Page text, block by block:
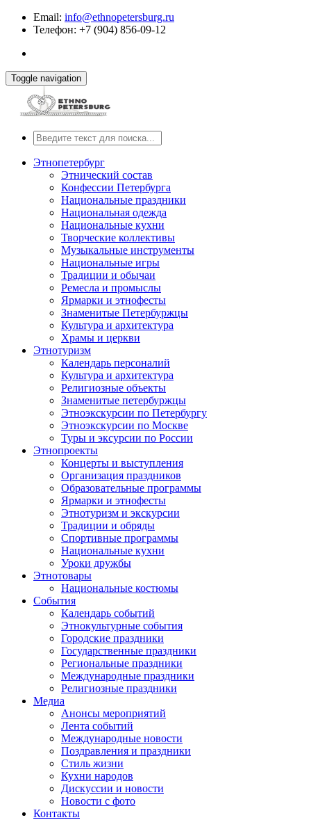
Email: info@ethnopetersburg.ru
Телефон: +7 (904) 856-09-12
Toggle navigation
Этнопетербург
Этнический состав
Конфессии Петербурга
Национальные праздники
Национальная одежда
Национальные кухни
Творческие коллективы
Музыкальные инструменты
Национальные игры
Традиции и обычаи
Ремесла и промыслы
Ярмарки и этнофесты
Знаменитые Петербуржцы
Культура и архитектура
Храмы и церкви
Этнотуризм
Календарь персоналий
Культура и архитектура
Религиозные объекты
Знаменитые петербуржцы
Этноэкскурсии по Петербургу
Этноэкскурсии по Москве
Туры и эксурсии по России
Этнопроекты
Концерты и выступления
Организация праздников
Образовательные программы
Ярмарки и этнофесты
Этнотуризм и экскурсии
Традиции и обряды
Спортивные программы
Национальные кухни
Уроки дружбы
Этнотовары
Национальные костюмы
События
Календарь событий
Этнокультурные события
Городские праздники
Государственные праздники
Региональные праздники
Международные праздники
Религиозные праздники
Медиа
Анонсы мероприятий
Лента событий
Международные новости
Поздравления и праздники
Cтиль жизни
Кухни народов
Дискуссии и новости
Новости с фото
Контакты